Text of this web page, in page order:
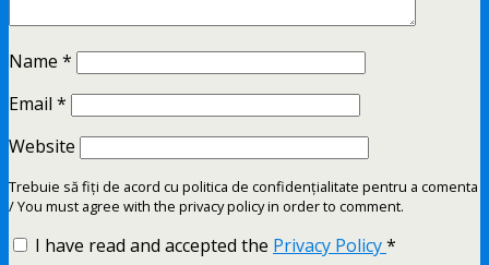
Name *
Email *
Website
Trebuie să fiți de acord cu politica de confidențialitate pentru a comenta
/ You must agree with the privacy policy in order to comment.
I have read and accepted the Privacy Policy*